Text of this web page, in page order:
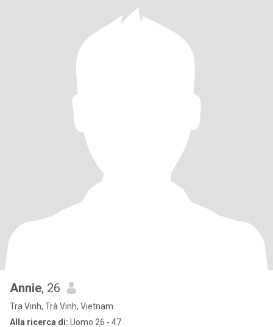
Annie, 26
Tra Vinh, Trà Vinh, Vietnam
Alla ricerca di: Uomo 26 - 47